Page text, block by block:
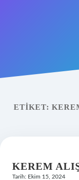
Yasal Uyarı
ETIKET:
KEREM
Tarih: Ekim 15, 2024